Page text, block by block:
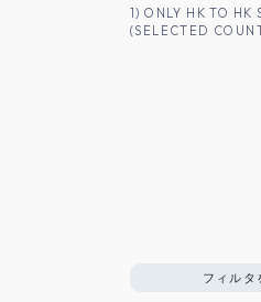
コンテンツへスキップ1) ONLY HK TO HK
(SELECTED
フィルタ